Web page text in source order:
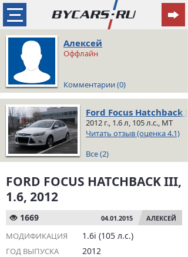
Алексей
Оффлайн
Комментарии (0)
Ford Focus Hatchback
2012 г., 1.6 л, 105 л.с., MT
Читать отзыв (оценка 4.1)
Все (2)
FORD FOCUS HATCHBACK III,
1.6, 2012
1669 04.01.2015 АЛЕКСЕЙ
МОДИФИКАЦИЯ 1.6i (105 л.с.)
ГОД ВЫПУСКА 2012